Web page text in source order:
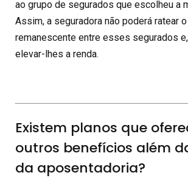
ao grupo de segurados que escolheu a
Assim, a seguradora não poderá ratear
remanescente entre esses segurados
elevar-lhes a renda.
Existem planos que
outros benefícios além
da aposentadoria?